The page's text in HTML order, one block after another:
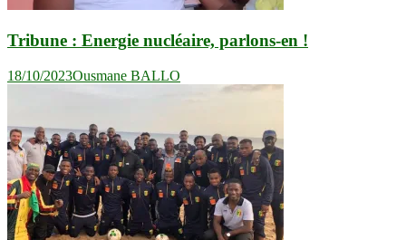
Tribune : Energie nucléaire, parlons-en !
18/10/2023Ousmane BALLO